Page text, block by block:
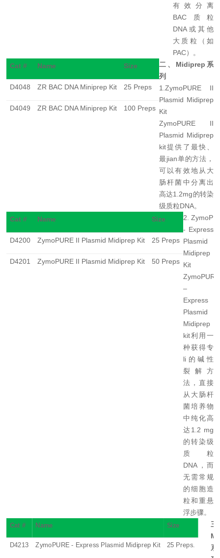
有效分离
BAC 质粒
DNA 或其他
大质粒（如
PAC）。
Cat #
Name Size
D4048 ZR BAC DNA Miniprep Kit 25 Preps
D4049 ZR BAC DNA Miniprep Kit 100 Preps
二、 Midiprep 系
列
1.ZymoPURE II
Plasmid Midiprep
Kit
ZymoPURE II
Plasmid Midiprep
kit提供了最快、
最jian单的方法，
可以有效地从大
肠杆菌中分离出
高达1.2mg的转染
级质粒DNA。
Cat #
Name Size
D4200 ZymoPURE II Plasmid Midiprep Kit 25 Preps
D4201 ZymoPURE II Plasmid Midiprep Kit 50 Preps
2.
- Express
Plasmid
Midiprep
Kit
ZymoPURE
–
Express
Plasmid
Midiprep
kit利用一
种获得专
li 的碱性
裂解方
法，直接
从大肠杆
菌培养物
中纯化高
达 1.2 mg
的转染级
质粒
DNA ，而
无需常规
的细胞造
粒和重悬
浮步骤。
Cat # Name Size
D4213 ZymoPURE - Express Plasmid Midiprep Kit 25 Preps.
三
系